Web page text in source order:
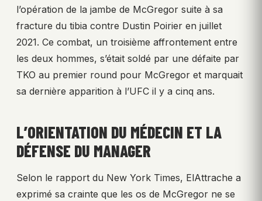
l’opération de la jambe de McGregor suite à sa
fracture du tibia contre Dustin Poirier en juillet
2021. Ce combat, un troisième affrontement entre
les deux hommes, s’était soldé par une défaite par
TKO au premier round pour McGregor et marquait
sa dernière apparition à l’UFC il y a cinq ans.
L’ORIENTATION DU MÉDECIN ET LA
DÉFENSE DU MANAGER
Selon le rapport du New York Times, ElAttrache a
exprimé sa crainte que les os de McGregor ne se